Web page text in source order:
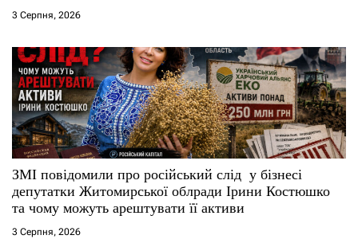
3 Серпня, 2026
ЗМІ повідомили про російський слід у бізнесі
депутатки Житомирської облради Ірини Костюшко
та чому можуть арештувати її активи
3 Серпня, 2026